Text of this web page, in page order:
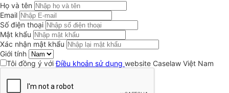
Họ và tên
Email
Số điện thoại
Mật khẩu
Xác nhận mật khẩu
Giới tính
Tôi đồng ý vớiĐiều khoản sử dụng website Caselaw Việt Nam